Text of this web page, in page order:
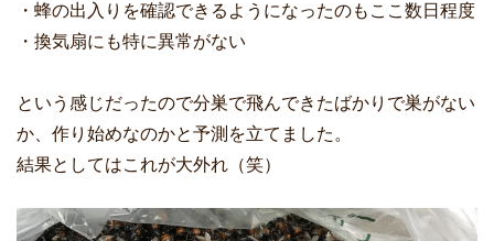
・蜂の出入りを確認できるようになったのもここ数日程度
・換気扇にも特に異常がない
という感じだったので分巣で飛んできたばかりで巣がない
か、作り始めなのかと予測を立てました。
結果としてはこれが大外れ（笑）